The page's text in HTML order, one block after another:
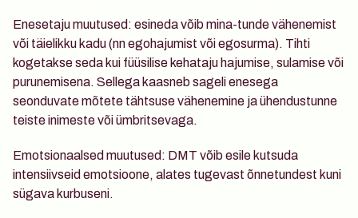
Enesetaju muutused: esineda võib mina-tunde vähenemist
või täielikku kadu (nn egohajumist või egosurma). Tihti
kogetakse seda kui füüsilise kehataju hajumise, sulamise või
purunemisena. Sellega kaasneb sageli enesega
seonduvate mõtete tähtsuse vähenemine ja ühendustunne
teiste inimeste või ümbritsevaga.
Emotsionaalsed muutused: DMT võib esile kutsuda
intensiivseid emotsioone, alates tugevast õnnetundest kuni
sügava kurbuseni.